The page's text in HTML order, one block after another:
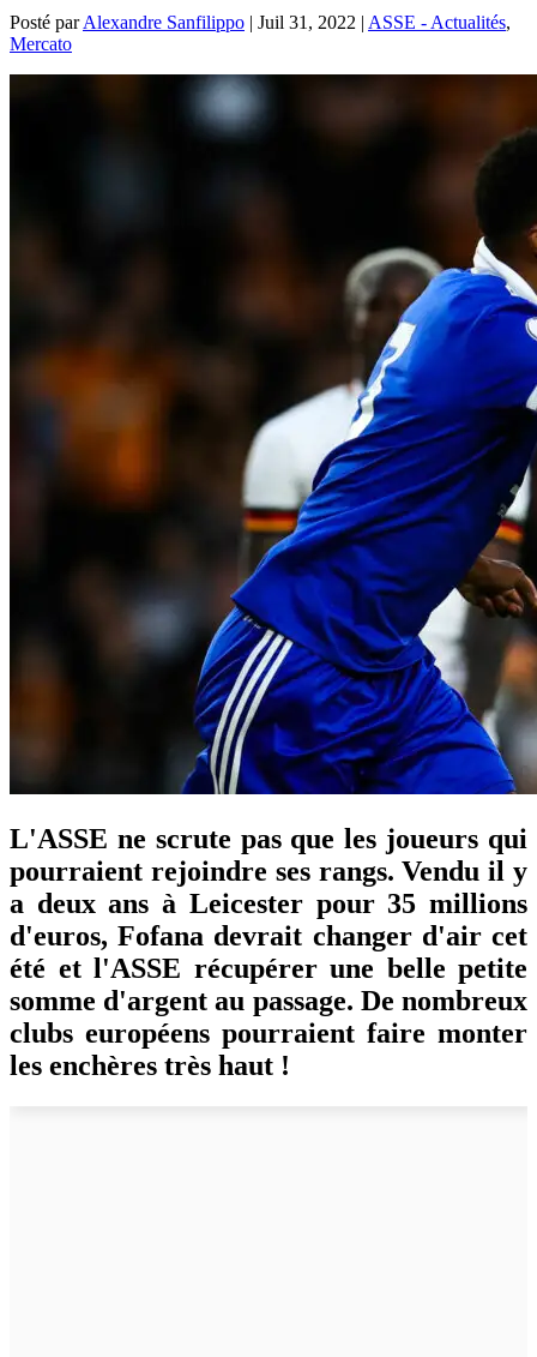
Posté parAlexandre Sanfilippo | Juil 31, 2022 | ASSE - Actualités,
Mercato
L'ASSE ne scrute pas que les joueurs qui
pourraient rejoindre ses rangs. Vendu il y
a deux ans à Leicester pour 35 millions
d'euros, Fofana devrait changer d'air cet
été et l'ASSE récupérer une belle petite
somme d'argent au passage. De nombreux
clubs européens pourraient faire monter
les enchères très haut !